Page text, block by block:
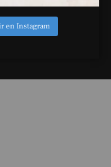
en Instagram